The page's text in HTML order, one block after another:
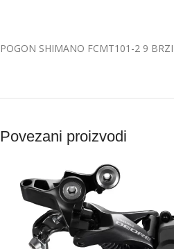
POGON SHIMANO FCMT101-2 9
Povezani proizvodi